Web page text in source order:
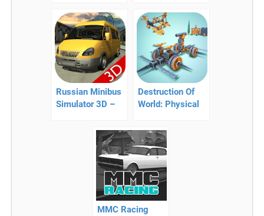
гонки
аркада для
смартфона
Russian Minibus
Simulator 3D –
Destruction Of
World: Physical
MMC Racing